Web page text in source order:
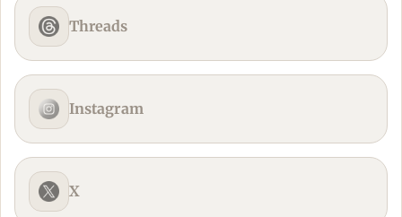
Threads
Instagram
X